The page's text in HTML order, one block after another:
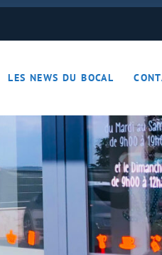
LES NEWS DU BOCAL